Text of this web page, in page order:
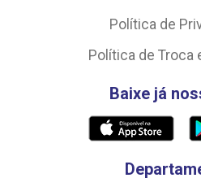
Política de
Política de Troca
Baixe já